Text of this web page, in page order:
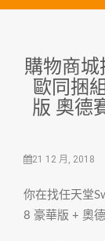
購物商
歐同捆
版 奧德
21 12 月, 2018
你在找任天堂
8 豪華版 + 奧